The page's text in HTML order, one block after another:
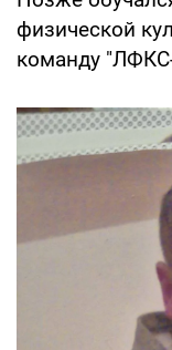
физической
команду